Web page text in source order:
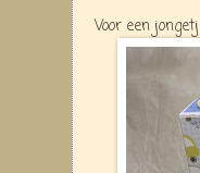
Voor een